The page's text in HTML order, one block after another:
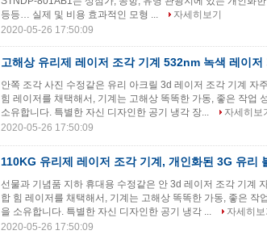
등등… 실제 및 비용 효과적인 모형 ...
자세히보기
2020-05-26 17:50:09
고해상 유리제 레이저 조각 기계 532nm 녹색 레이저
안쪽 조각 사진 수정같은 유리 아크릴 3d 레이저 조각 기계 자
힘 레이저를 채택해서, 기계는 고해상 똑똑한 가동, 좋은 작업
소유합니다. 특별한 자신 디자인한 공기 냉각 장...
자세히보
2020-05-26 17:50:09
110KG 유리제 레이저 조각 기계, 개인화된 3G 유리
선물과 기념품 지하 휴대용 수정같은 안 3d 레이저 조각 기계
합 힘 레이저를 채택해서, 기계는 고해상 똑똑한 가동, 좋은 작
을 소유합니다. 특별한 자신 디자인한 공기 냉각 ...
자세히보
2020-05-26 17:50:09